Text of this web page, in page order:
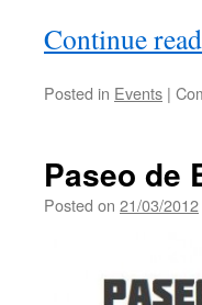
Continue
Posted in Events |
Paseo de
Posted on 21/03/2012